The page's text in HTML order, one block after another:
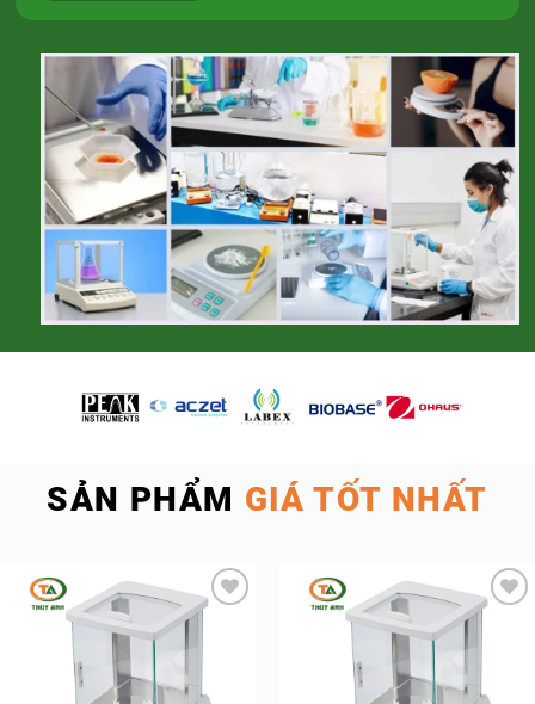
SẢN PHẨM GIÁ TỐT NHẤT